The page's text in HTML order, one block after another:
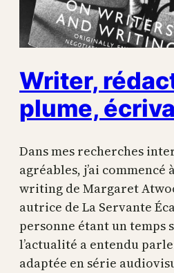
Writer,
plume,
Dans mes recherches
agréables, j’ai
writing de Margaret
autrice de La Servante
personne étant un temps
l’actualité a entendu
adaptée en série